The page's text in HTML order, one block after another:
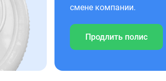
смене компании.
Продлить полис